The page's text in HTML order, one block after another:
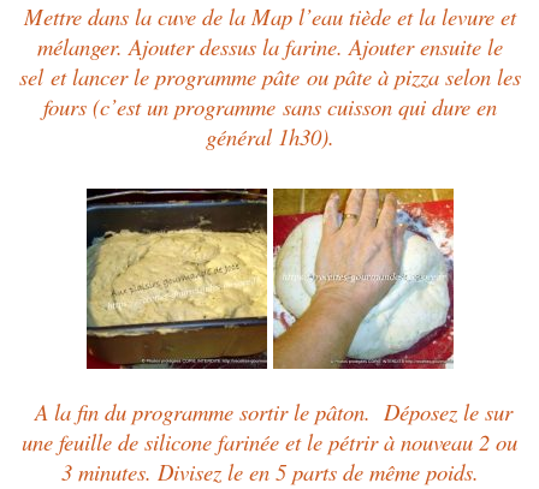
Mettre dans la cuve de la Map l’eau tiède et la levure et
mélanger. Ajouter dessus la farine.Ajouter ensuite le
sel et lancer le programme pâte ou pâte à pizza selon les
fours (c’est un programme sans cuisson qui dure en
général 1h30).
A la fin du programme sortir le pâton. Déposez lesur
une feuille de silicone farinée et le pétrir à nouveau 2 ou
3 minutes. Divisez le en 5 parts de même poids.